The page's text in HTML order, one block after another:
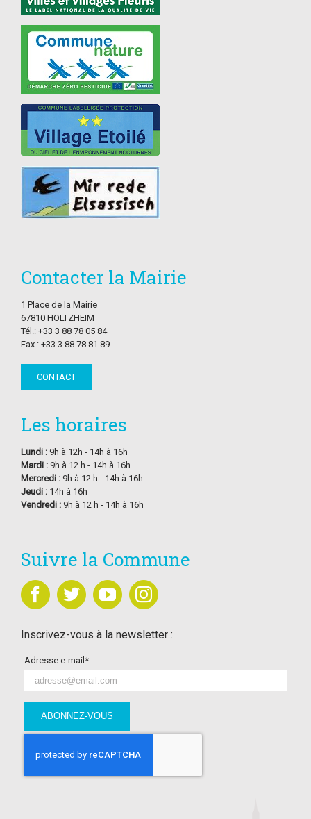
Contacter la Mairie
1 Place de la Mairie
67810 HOLTZHEIM
Tél.: +33 3 88 78 05 84
Fax : +33 3 88 78 81 89
CONTACT
Les horaires
Lundi : 9h à 12h - 14h à 16h
Mardi : 9h à 12 h - 14h à 16h
Mercredi : 9h à 12 h - 14h à 16h
Jeudi : 14h à 16h
Vendredi : 9h à 12 h - 14h à 16h
Suivre la Commune
Inscrivez-vous à la newsletter :
Adresse e-mail*